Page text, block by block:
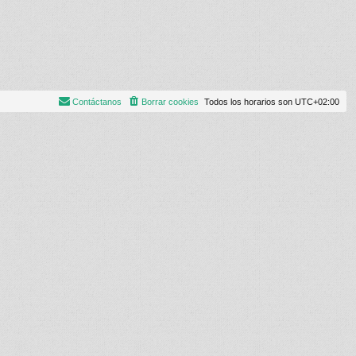
Todos los horarios son UTC+02:00
Borrar cookies
Contáctanos